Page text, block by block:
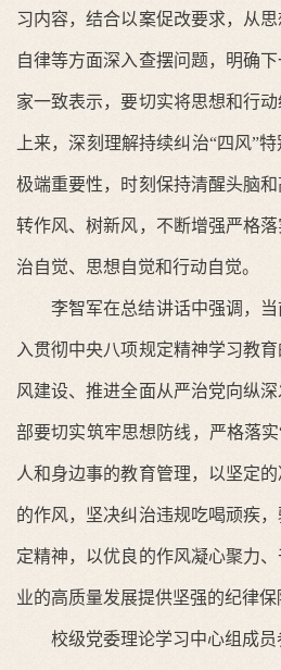
习内容，结合以案促改要求，从
自律等方面深入查摆问题，明确
家一致表示，要切实将思想和行
上来，深刻理解持续纠治“四风”
极端重要性，时刻保持清醒头脑和
转作风、树新风，不断增强严格
治自觉、思想自觉和行动自觉。
李智军在总结讲话中强调，
入贯彻中央八项规定精神学习教
风建设、推进全面从严治党向纵
部要切实筑牢思想防线，严格落
人和身边事的教育管理，以坚定
的作风，坚决纠治违规吃喝顽疾
定精神，以优良的作风凝心聚力
业的高质量发展提供坚强的纪律保
校级党委理论学习中心组成员